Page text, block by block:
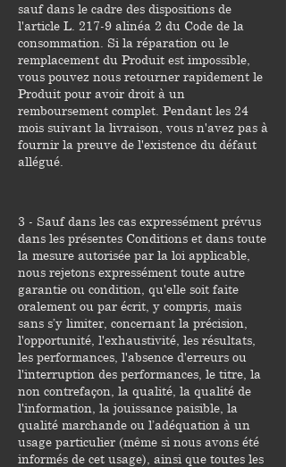
sauf dans le cadre des dispositions de
l'article L. 217-9 alinéa 2 du Code de la
consommation. Si la réparation ou le
remplacement du Produit est impossible,
vous pouvez nous retourner rapidement le
Produit pour avoir droit à un
remboursement complet. Pendant les 24
mois suivant la livraison, vous n'avez pas à
fournir la preuve de l'existence du défaut
allégué.
3 - Sauf dans les cas expressément prévus
dans les présentes Conditions et dans toute
la mesure autorisée par la loi applicable,
nous rejetons expressément toute autre
garantie ou condition, qu'elle soit faite
oralement ou par écrit, y compris, mais
sans s’y limiter, concernant la précision,
l'opportunité, l'exhaustivité, les résultats,
les performances, l'absence d'erreurs ou
l'interruption des performances, le titre, la
non contrefaçon, la qualité, la qualité de
l'information, la jouissance paisible, la
qualité marchande ou l’adéquation à un
usage particulier (même si nous avons été
informés de cet usage), ainsi que toutes les